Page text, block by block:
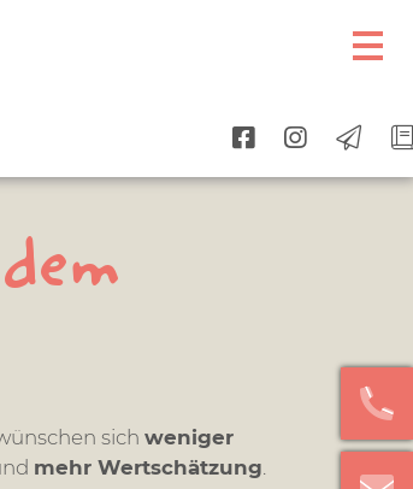
sichweniger
mehr Wertschätzung